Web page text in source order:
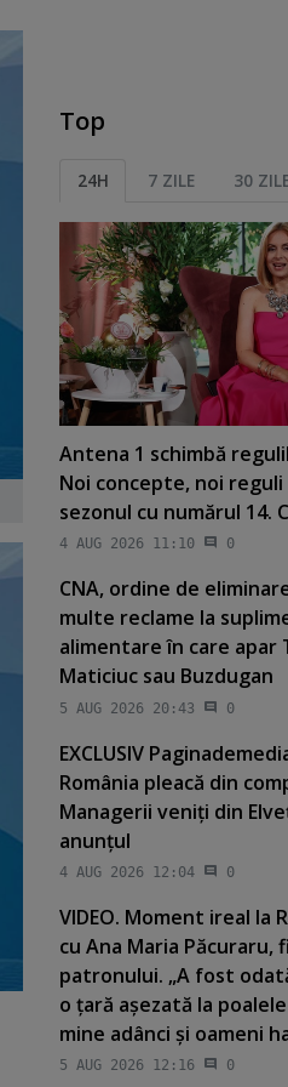
Top
24H 7 ZILE 30
Antena 1 schimbă
Noi concepte, noi
sezonul cu numărul 14.
4 AUG 2026 11:10 0
CNA, ordine de
multe reclame la
alimentare în care apar
Maticiuc sau Buzdugan
5 AUG 2026 20:43 0
EXCLUSIV
România pleacă din
Managerii veniţi din
anunţul
4 AUG 2026 12:04 0
VIDEO. Moment ireal la
cu Ana Maria Păcuraru,
patronului. „A fost
o ţară aşezată la
mine adânci şi oameni
5 AUG 2026 12:16 0